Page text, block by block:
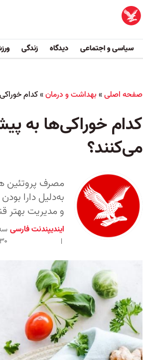
سیاسی و اجتماعی دیدگاه زندگی
صفحه اصلی»بهداشت و درمان»کدام خوراکی‌ها به
می‌کنند؟
مصرف پروتئین
به‌دلیل دارا
و مدیریت بهتر
ایندیپندنت فارسی